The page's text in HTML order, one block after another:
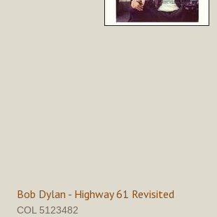
Bob Dylan - Highway 61 Revisited
COL 5123482